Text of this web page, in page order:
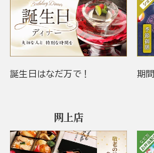
誕生日はなだ万で！ 期
网上店